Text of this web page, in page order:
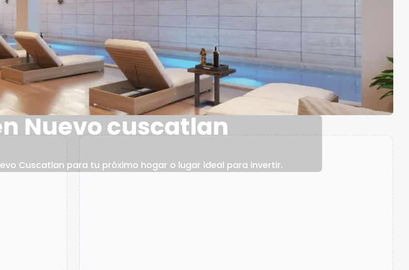
Nuevo cuscatlan
Cuscatlan para tu próximo hogar o lugar ideal para invertir.